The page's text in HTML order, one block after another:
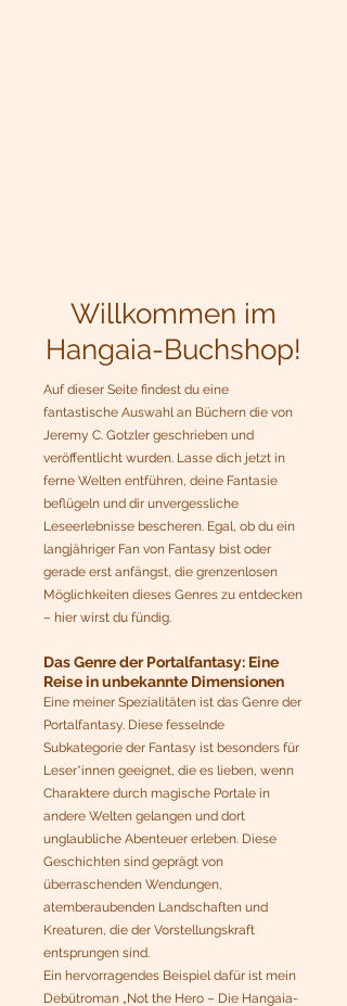
Willkommen im
Hangaia-Buchshop!
Auf dieser Seite findest du eine
fantastische Auswahl an Büchern die von
Jeremy C. Gotzler geschrieben und
veröffentlicht wurden. Lasse dich jetzt in
ferne Welten entführen, deine Fantasie
beflügeln und dir unvergessliche
Leseerlebnisse bescheren. Egal, ob du ein
langjähriger Fan von Fantasy bist oder
gerade erst anfängst, die grenzenlosen
Möglichkeiten dieses Genres zu entdecken
– hier wirst du fündig.
Das Genre der Portalfantasy: Eine
Reise in unbekannte Dimensionen
Eine meiner Spezialitäten ist das Genre der
Portalfantasy. Diese fesselnde
Subkategorie der Fantasy ist besonders für
Leser*innen geeignet, die es lieben, wenn
Charaktere durch magische Portale in
andere Welten gelangen und dort
unglaubliche Abenteuer erleben. Diese
Geschichten sind geprägt von
überraschenden Wendungen,
atemberaubenden Landschaften und
Kreaturen, die der Vorstellungskraft
entsprungen sind.
Ein hervorragendes Beispiel dafür ist mein
Debütroman „Not the Hero – Die Hangaia-